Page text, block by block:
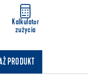
Kalkulator
zużycia
PRODUKT